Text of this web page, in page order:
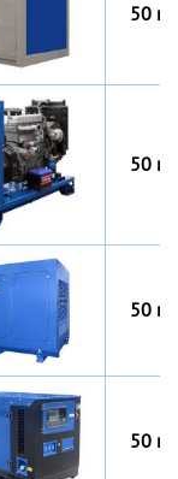
50
50
50
50